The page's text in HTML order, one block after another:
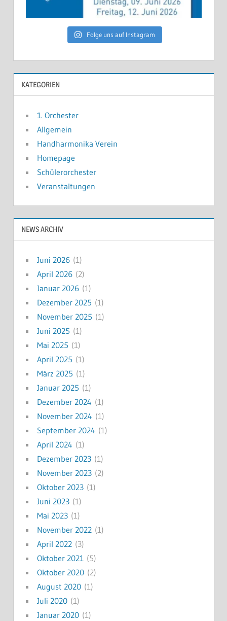
Folge uns auf Instagram
KATEGORIEN
1. Orchester
Allgemein
Handharmonika Verein
Homepage
Schülerorchester
Veranstaltungen
NEWS ARCHIV
Juni 2026(1)
April 2026(2)
Januar 2026(1)
Dezember 2025 (1)
November 2025 (1)
Juni 2025 (1)
Mai 2025 (1)
April 2025 (1)
März 2025 (1)
Januar 2025 (1)
Dezember 2024 (1)
November 2024 (1)
September 2024 (1)
April 2024 (1)
Dezember 2023(1)
November 2023(2)
Oktober 2023(1)
Juni 2023(1)
Mai 2023(1)
November 2022(1)
April 2022(3)
Oktober 2021(5)
Oktober 2020(2)
August 2020(1)
Juli 2020(1)
Januar 2020(1)